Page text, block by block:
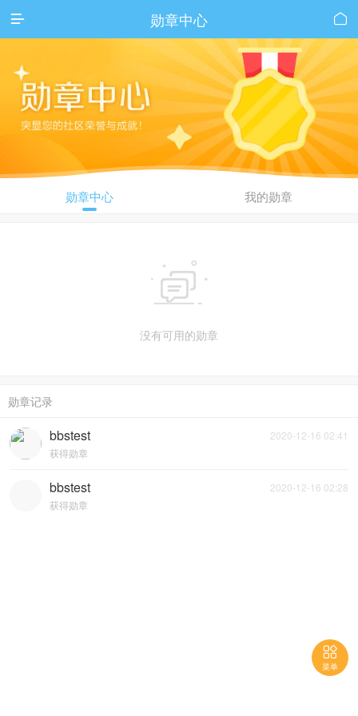
 勋章中心 
勋章中心 我的勋章

没有可用的勋章
勋章记录
2020-12-16 02:41
bbstest
获得勋章
2020-12-16 02:28
bbstest
获得勋章

菜单